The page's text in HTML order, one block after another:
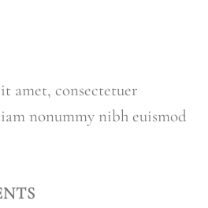
amet, consectetuer
nonummy nibh euismod